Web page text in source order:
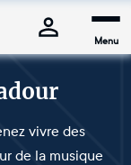
Menu
vivre des
de la musique